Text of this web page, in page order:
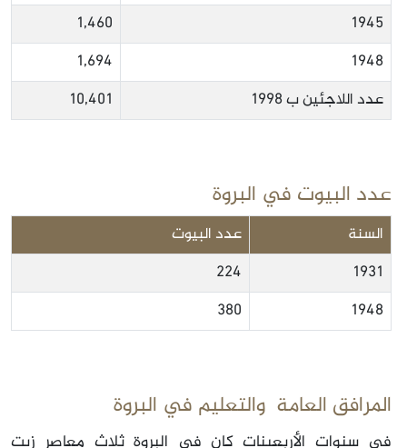
1945
1,460
1948
1,694
عدد اللاجئين ب 1998
10,401
عدد البيوت في البروة
السنة
عدد البيوت
1931
224
1948
380
المرافق العامة والتعليم في البروة